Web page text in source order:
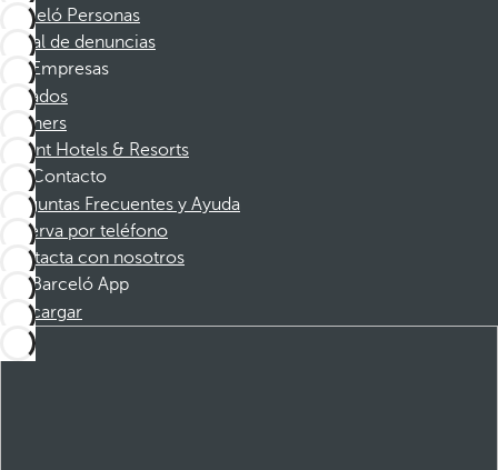
Barceló Personas
Canal de denuncias
Empresas
Afiliados
Partners
Dorint Hotels & Resorts
Contacto
Preguntas Frecuentes y Ayuda
Reserva por teléfono
Contacta con nosotros
Barceló App
Descargar